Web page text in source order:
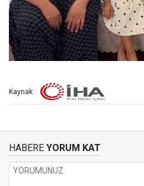
Kaynak:
HABERE YORUM KAT